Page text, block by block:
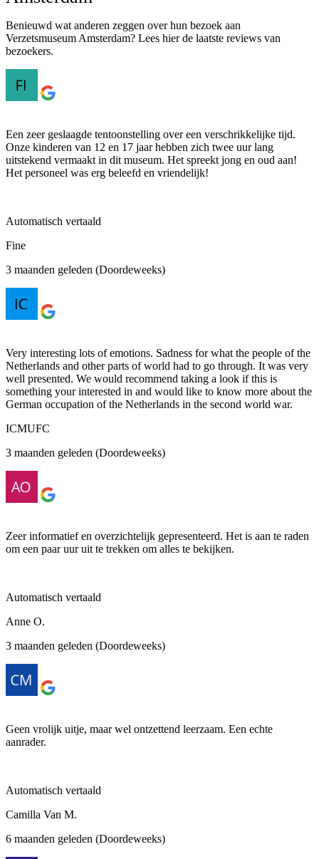
Benieuwd wat anderen zeggen over hun bezoek aan
Verzetsmuseum Amsterdam? Lees hier de laatste reviews van
bezoekers.
Een zeer geslaagde tentoonstelling over een verschrikkelijke tijd.
Onze kinderen van 12 en 17 jaar hebben zich twee uur lang
uitstekend vermaakt in dit museum. Het spreekt jong en oud aan!
Het personeel was erg beleefd en vriendelijk!
Automatisch vertaald
Fine
3 maanden geleden (Doordeweeks)
Very interesting lots of emotions. Sadness for what the people of the
Netherlands and other parts of world had to go through. It was very
well presented. We would recommend taking a look if this is
something your interested in and would like to know more about the
German occupation of the Netherlands in the second world war.
ICMUFC
3 maanden geleden (Doordeweeks)
Zeer informatief en overzichtelijk gepresenteerd. Het is aan te raden
om een ​​paar uur uit te trekken om alles te bekijken.
Automatisch vertaald
Anne O.
3 maanden geleden (Doordeweeks)
Geen vrolijk uitje, maar wel ontzettend leerzaam. Een echte
aanrader.
Automatisch vertaald
Camilla Van M.
6 maanden geleden (Doordeweeks)